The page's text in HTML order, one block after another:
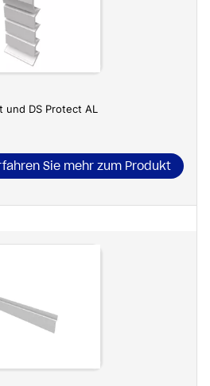
und DS Protect AL
Sie mehr zum Produkt